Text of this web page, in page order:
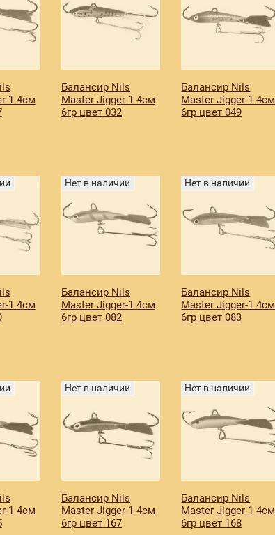
1 4см
Балансир Nils
Master Jigger-1 4см
6гр цвет 032
Балансир Nils
Master Jigger-1 4см
6гр цвет 049
1 4см
Нет в наличии
Балансир Nils
Master Jigger-1 4см
6гр цвет 082
Нет в наличии
Балансир Nils
Master Jigger-1 4см
6гр цвет 083
1 4см
Нет в наличии
Балансир Nils
Master Jigger-1 4см
6гр цвет 167
Нет в наличии
Балансир Nils
Master Jigger-1 4см
6гр цвет 168